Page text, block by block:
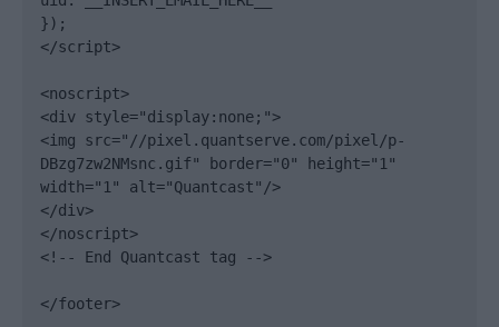
});
</script>
<noscript>
<div style="display:none;">
<img src="//pixel.quantserve.com/pixel/p-
DBzg7zw2NMsnc.gif" border="0" height="1"
width="1" alt="Quantcast"/>
</div>
</noscript>
<!-- End Quantcast tag -->
</footer>